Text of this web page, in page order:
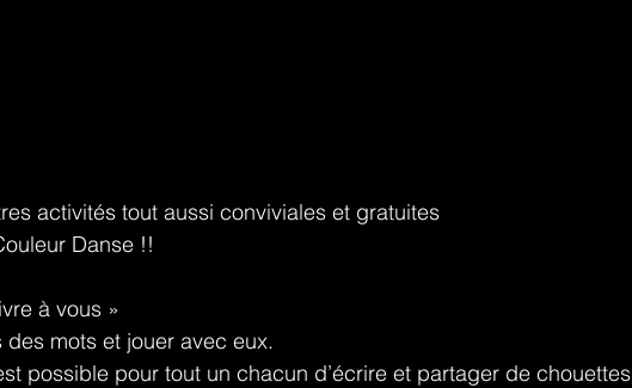
activités tout aussi conviviales et gratuites
Danse !!
à vous »
mots et jouer avec eux.
possible pour tout un chacun d’écrire et partager de chouettes